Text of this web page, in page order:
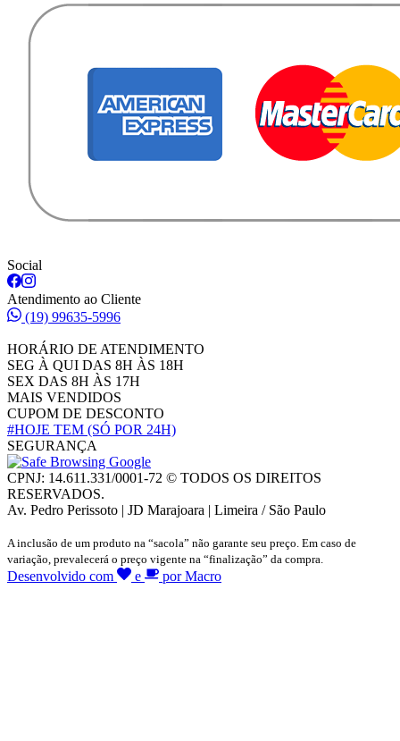
Social
Atendimento ao Cliente
(19) 99635-5996
HORÁRIO DE ATENDIMENTO
SEG À QUI DAS 8H ÀS 18H
SEX DAS 8H ÀS 17H
MAIS VENDIDOS
CUPOM DE DESCONTO
#HOJE TEM (SÓ POR 24H)
SEGURANÇA
CPNJ: 14.611.331/0001-72 © TODOS OS DIREITOS
RESERVADOS.
Av. Pedro Perissoto | JD Marajoara | Limeira / São Paulo
A inclusão de um produto na “sacola” não garante seu preço. Em caso de
variação, prevalecerá o preço vigente na “finalização” da compra.
Desenvolvido com e por Macro